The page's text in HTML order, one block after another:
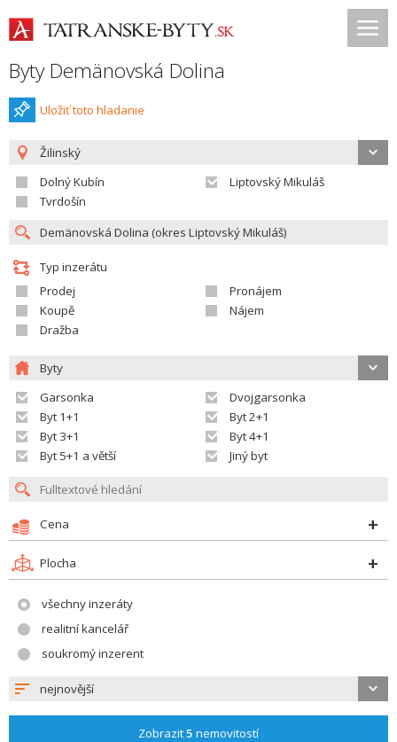
Byty Demänovská Dolina
Uložiť toto hladanie
Žilinský
Dolný Kubín
Liptovský Mikuláš
Tvrdošín
Typ inzerátu
Prodej
Pronájem
Koupě
Nájem
Dražba
Byty
Garsonka
Dvojgarsonka
Byt 1+1
Byt 2+1
Byt 3+1
Byt 4+1
Byt 5+1 a větší
Jiný byt
Cena
Plocha
všechny inzeráty
realitní kancelář
soukromý inzerent
nejnovější
Zobrazit5 nemovitostí